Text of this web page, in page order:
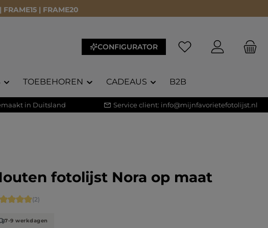
FRAME15 | FRAME20
CONFIGURATOR
TOEBEHOREN CADEAUS B2B
in Duitsland Service client: info@mijnfavorietefotolijst.nl
fotolijst Nora op maat
waardering van 5 van 5 sterren
(2)
7-9 werkdagen